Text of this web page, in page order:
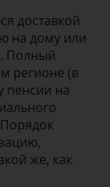
доставкой
на дому или
Полный
регионе (в
пенсии на
же, как